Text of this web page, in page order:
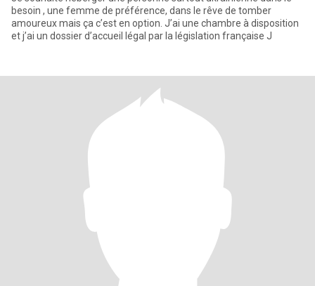
besoin , une femme de préférence, dans le rêve de tomber
amoureux mais ça c’est en option. J’ai une chambre à disposition
et j’ai un dossier d’accueil légal par la législation française J